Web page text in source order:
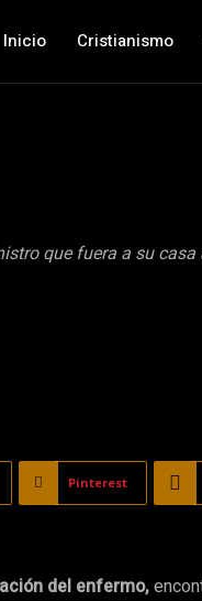
Inicio Cristianismo
que fuera a su
Pinterest
del enfermo,